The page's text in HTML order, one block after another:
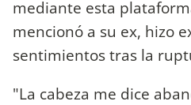
mediante esta
mencionó a su ex, hizo
sentimientos tras la
"La cabeza me dice